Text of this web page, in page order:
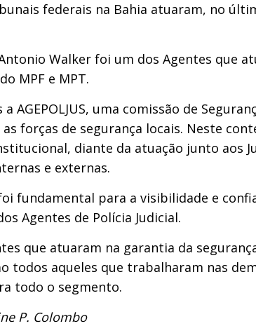
federais na Bahia atuaram, no
Walker foi um dos Agentes que
MPF e MPT.
AGEPOLJUS, uma comissão de
forças de segurança locais. Neste
diante da atuação junto aos
e externas.
fundamental para a visibilidade e
Agentes de Polícia Judicial.
que atuaram na garantia da
todos aqueles que trabalharam nas
todo o segmento.
P. Colombo